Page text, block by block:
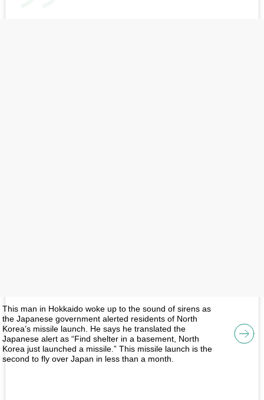
This man in Hokkaido woke up to the sound of sirens as
the Japanese government alerted residents of North
Korea’s missile launch. He says he translated the
Japanese alert as “Find shelter in a basement, North
Korea just launched a missile.” This missile launch is the
second to fly over Japan in less than a month.